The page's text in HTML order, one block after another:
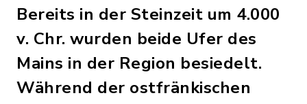
Bereits in der Steinzeit um 4.000
v. Chr. wurden beide Ufer des
Mains in der Region besiedelt.
Während der ostfränkischen